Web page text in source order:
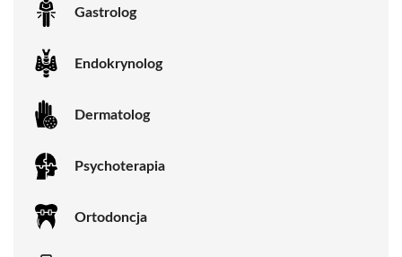
Gastrolog
Endokrynolog
Dermatolog
Psychoterapia
Ortodoncja